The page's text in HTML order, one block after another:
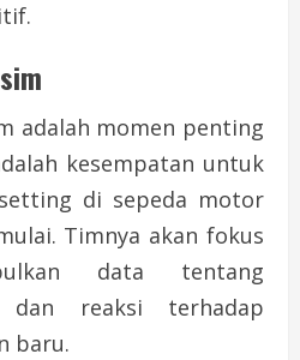
adalah momen penting
kesempatan untuk
di sepeda motor
Timnya akan fokus
data tentang
reaksi terhadap
baru.